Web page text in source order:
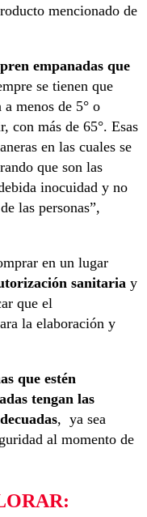
mencionado de
empanadas que
se tienen que
menos de 5° o
con más de 65°. Esas
en las cuales se
que son las
inocuidad y no
las personas”,
en un lugar
sanitaria y
que el
la elaboración y
que estén
tengan las
, ya sea
al momento de